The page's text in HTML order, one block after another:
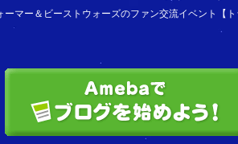
ーマー＆ビーストウォーズのファン交流イベント【